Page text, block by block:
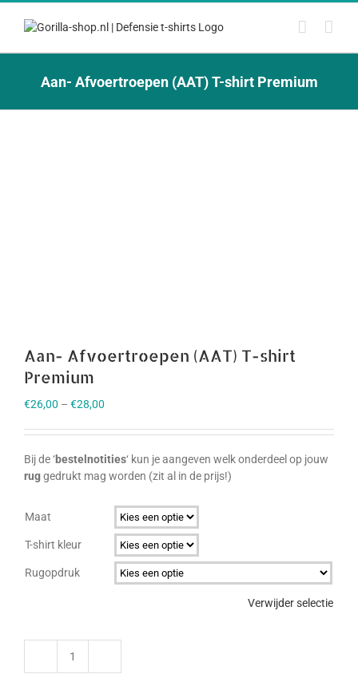
Ga
Aan- Afvoertroepen (AAT) T-shirt Premium
Aan- Afvoertroepen (AAT) T-shirt
Premium
€26,00 – €28,00
Bij de ‘bestelnotities‘ kun je aangeven welk onderdeel op jouw
ruggedrukt mag worden (zit al in de prijs!)
Maat
T-shirt kleur
Rugopdruk
Verwijder selectie
Aan-